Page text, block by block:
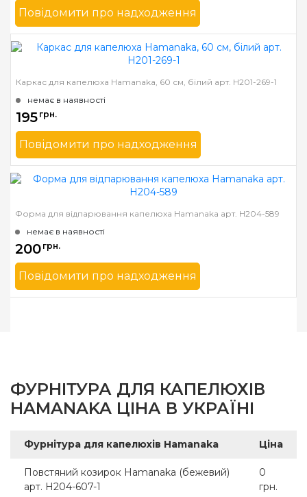
Повідомити про надходження
Бренд
Hamanaka
Країна виробник
Японія
Каркас для капелюха Hamanaka, 60 см, білий арт. H201-269-1
немає в наявності
195 грн.
Повідомити про надходження
Бренд
Hamanaka
Країна виробник
Японія
Форма для відпарювання капелюха Hamanaka арт. H204-589
немає в наявності
200 грн.
Повідомити про надходження
Бренд
Hamanaka
ФУРНІТУРА ДЛЯ КАПЕЛЮХІВ
HAMANAKA ЦІНА В УКРАЇНІ
Фурнітура для капелюхів Hamanaka Ціна
Повстяний козирок Hamanaka (бежевий)
арт. H204-607-1
0
грн.